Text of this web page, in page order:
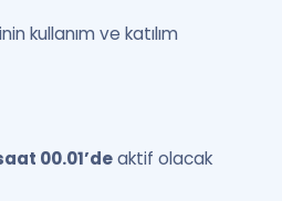
kullanım ve katılım
00.01’deaktif olacak